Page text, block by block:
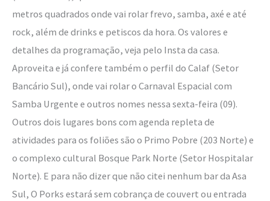
metros quadrados onde vai rolar frevo, samba, axé e até
rock, além de drinks e petiscos da hora. Os valores e
detalhes da programação, veja pelo Insta da casa.
Aproveita e já confere também o perfil do Calaf (Setor
Bancário Sul), onde vai rolar o Carnaval Espacial com
Samba Urgente e outros nomes nessa sexta-feira (09).
Outros dois lugares bons com agenda repleta de
atividades para os foliões são o Primo Pobre (203 Norte) e
o complexo cultural Bosque Park Norte (Setor Hospitalar
Norte). E para não dizer que não citei nenhum bar da Asa
Sul, O Porks estará sem cobrança de couvert ou entrada